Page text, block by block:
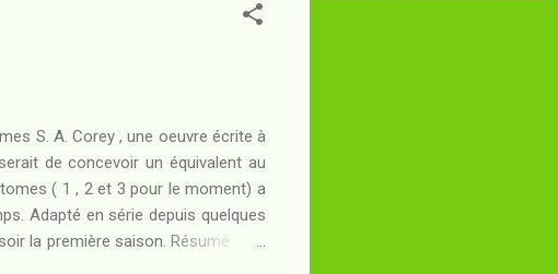
S. A. Corey , une oeuvre écrite à
de concevoir un équivalent au
( 1 , 2 et 3 pour le moment) a
Adapté en série depuis quelques
la première saison. Résumé : Au